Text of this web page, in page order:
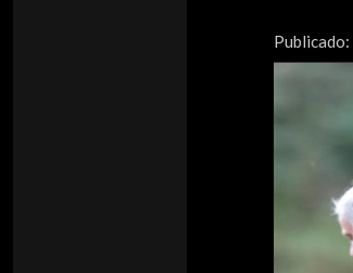
Publicado: